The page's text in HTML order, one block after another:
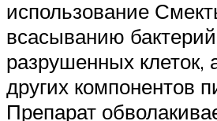
использование
всасыванию
разрушенных клеток,
других компонентов
Препарат